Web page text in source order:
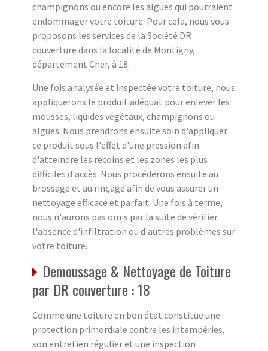
champignons ou encore les algues qui pourraient
endommager votre toiture. Pour cela, nous vous
proposons les services de la Société DR
couverture dans la localité de Montigny,
département Cher, à 18.
Une fois analysée et inspectée votre toiture, nous
appliquerons le produit adéquat pour enlever les
mousses, liquides végétaux, champignons ou
algues. Nous prendrons ensuite soin d'appliquer
ce produit sous l'effet d'une pression afin
d'atteindre les recoins et les zones les plus
difficiles d'accès. Nous procéderons ensuite au
brossage et au rinçage afin de vous assurer un
nettoyage efficace et parfait. Une fois à terme,
nous n'aurons pas omis par la suite de vérifier
l'absence d'infiltration ou d'autres problèmes sur
votre toiture.
Demoussage & Nettoyage de Toiture
par DR couverture : 18
Comme une toiture en bon état constitue une
protection primordiale contre les intempéries,
son entretien régulier et une inspection